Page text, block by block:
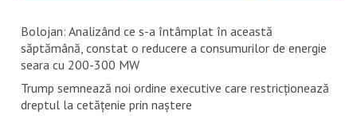
Bolojan: Analizând ce s-a întâmplat în această
săptămână, constat o reducere a consumurilor de energie
seara cu 200-300 MW
Trump semnează noi ordine executive care restricţionează
dreptul la cetăţenie prin naştere